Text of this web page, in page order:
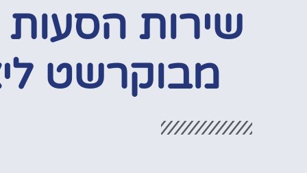
שירות הסעות
מבוקרשט